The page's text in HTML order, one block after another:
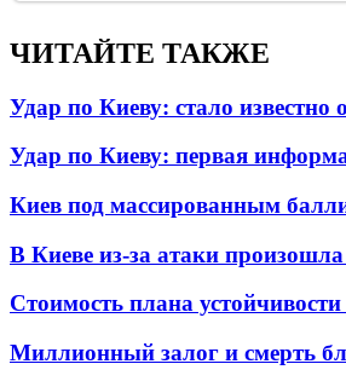
ЧИТАЙТЕ ТАКЖЕ
Удар по Киеву: стало известно
Удар по Киеву: первая
Киев под массированным
В Киеве из-за атаки
Стоимость плана
Миллионный залог и смерть